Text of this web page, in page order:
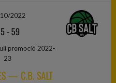
2022
-59
promoció 2022-
23
— C.B. SALT